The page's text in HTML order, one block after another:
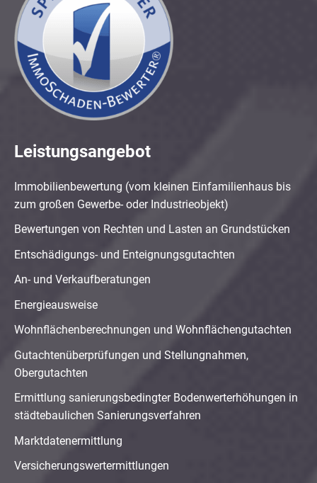
Leistungsangebot
Immobilienbewertung (vom kleinen Einfamilienhaus bis
zum großen Gewerbe- oder Industrieobjekt)
Bewertungen von Rechten und Lasten an Grundstücken
Entschädigungs- und Enteignungsgutachten
An- und Verkaufberatungen
Energieausweise
Wohnflächenberechnungen und Wohnflächengutachten
Gutachtenüberprüfungen und Stellungnahmen,
Obergutachten
Ermittlung sanierungsbedingter Bodenwerterhöhungen in
städtebaulichen Sanierungsverfahren
Marktdatenermittlung
Versicherungswertermittlungen